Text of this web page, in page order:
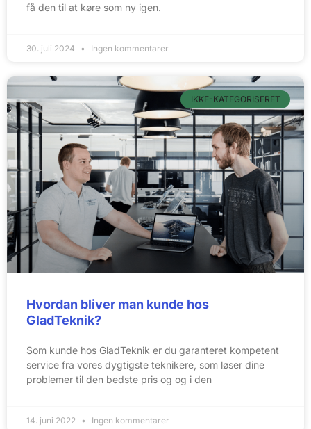
få den til at køre som ny igen.
30. juli 2024 Ingen kommentarer
IKKE-KATEGORISERET
Hvordan bliver man kunde hos
GladTeknik?
Som kunde hos GladTeknik er du garanteret kompetent
service fra vores dygtigste teknikere, som løser dine
problemer til den bedste pris og og i den
14. juni 2022 Ingen kommentarer